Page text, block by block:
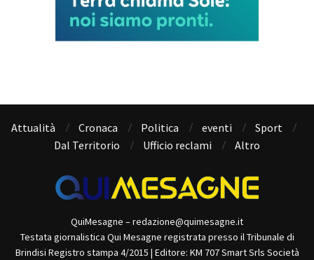
Attualità Cronaca Politica eventi
Sport
Dal Territorio
Ufficio reclami Altro
QuiMesagne – redazione@quimesagne.it
Testata giornalistica Qui Mesagne registrata presso il Tribunale di
Brindisi Registro stampa 4/2015 | Editore: KM 707 Smart Srls Società